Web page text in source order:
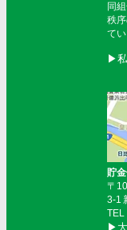
同
秩
てい
▶︎私
貯
〒
3-1
TEL
▶︎大